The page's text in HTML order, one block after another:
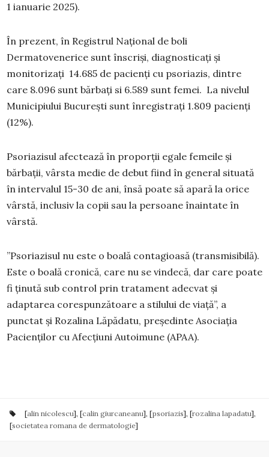
1 ianuarie 2025).
În prezent, în Registrul Național de boli
Dermatovenerice sunt înscriși, diagnosticați și
monitorizați 14.685 de pacienți cu psoriazis, dintre
care 8.096 sunt bărbaţi si 6.589 sunt femei. La nivelul
Municipiului București sunt înregistrați 1.809 pacienți
(12%).
Psoriazisul afectează în proporţii egale femeile şi
bărbaţii, vârsta medie de debut fiind în general situată
în intervalul 15-30 de ani, însă poate să apară la orice
vârstă, inclusiv la copii sau la persoane înaintate în
vârstă.
”Psoriazisul nu este o boală contagioasă (transmisibilă).
Este o boală cronică, care nu se vindecă, dar care poate
fi ținută sub control prin tratament adecvat și
adaptarea corespunzătoare a stilului de viață”, a
punctat și Rozalina Lăpădatu, președinte Asociația
Pacienților cu Afecțiuni Autoimune (APAA).
[alin nicolescu], [calin giurcaneanu], [psoriazis], [rozalina lapadatu],
[societatea romana de dermatologie]